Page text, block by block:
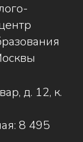
д. 12, к.
8 495